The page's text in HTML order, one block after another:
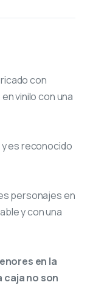
con
vinilo con una
es reconocido
personajes en
y con una
en la
caja no son